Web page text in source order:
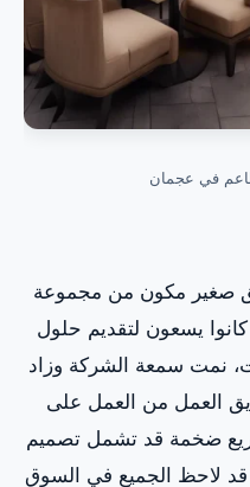
في عجمان
صغير مكون من مجموعة
يسعون لتقديم حلول
نمت سمعة الشركة وزاد
العمل من العمل على
ضخمة قد تشمل تصميم
لاحظ الجميع في السوق